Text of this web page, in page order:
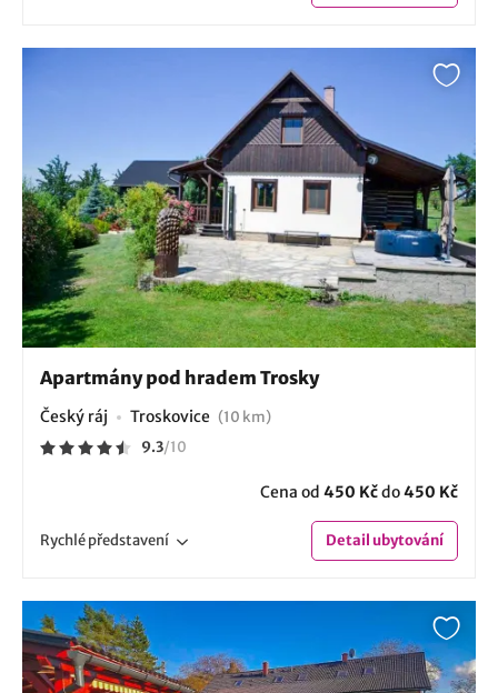
Apartmány pod hradem Trosky
Český ráj Troskovice (10 km)
9.3/10
Cena od 450 Kčdo450 Kč
Rychlépředstavení Detailubytování